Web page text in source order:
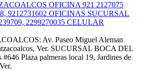
OFICINA 921 2127075
9212731602 OFICINAS SUCURSAL
2299270035 CELULAR
Av. Paseo Miguel Aleman
Ver. SUCURSAL BOCA DEL
Plaza palmeras local 19, Jardines de